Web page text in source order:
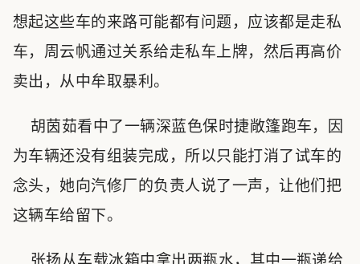
想起这些车的来路可能都有问题，应该都是走私
车，周云帆通过关系给走私车上牌，然后再高价
卖出，从中牟取暴利。
胡茵茹看中了一辆深蓝色保时捷敞篷跑车，因
为车辆还没有组装完成，所以只能打消了试车的
念头，她向汽修厂的负责人说了一声，让他们把
这辆车给留下。